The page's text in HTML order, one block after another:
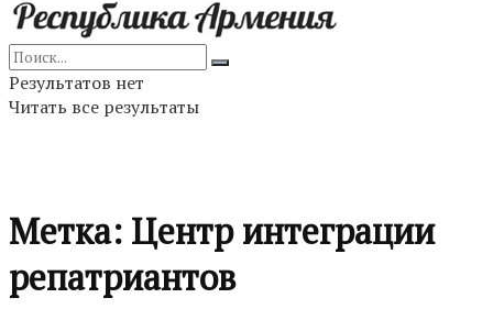
Результатов нет
Читать все результаты
Метка: Центр интеграции
репатриантов